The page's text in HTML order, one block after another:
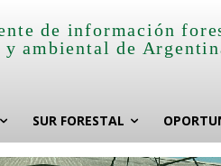
de información
y ambiental de
SUR FORESTAL